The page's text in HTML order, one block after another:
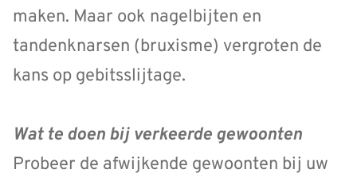
maken. Maar ook nagelbijten en
tandenknarsen (bruxisme) vergroten de
kans op gebitsslijtage.
Wat te doen bij verkeerde gewoonten
Probeer de afwijkende gewoonten bij uw